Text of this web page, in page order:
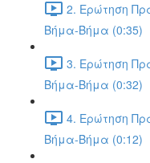
2. Ερώτηση
Βήμα-Βήμα (0:35)
3. Ερώτηση
Βήμα-Βήμα (0:32)
4. Ερώτηση
Βήμα-Βήμα (0:12)